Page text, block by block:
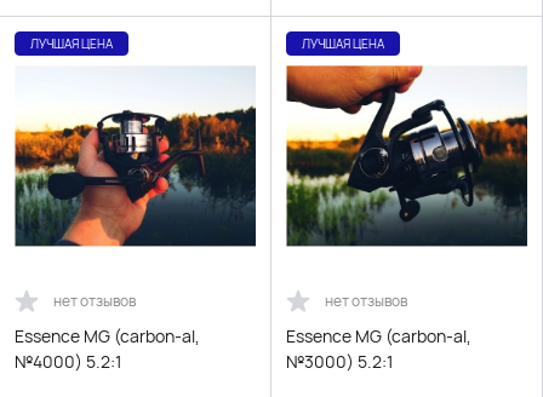
ЛУЧШАЯ ЦЕНА
нет отзывов
Essence MG (carbon-al,
№4000) 5.2:1
ЛУЧШАЯ ЦЕНА
нет отзывов
Essence MG (carbon-al,
№3000) 5.2:1